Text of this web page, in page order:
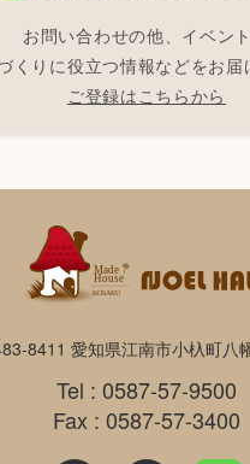
お問い合わせの他、イベン
くりに役立つ情報などをお届
ご登録はこちらから
8411 愛知県江南市小杁町八
Tel : 0587-57-9500
Fax : 0587-57-3400